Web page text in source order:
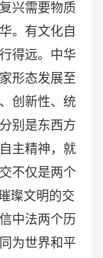
兴需要物质
。有文化自
得远。中华
形态发展至
创新性、统
别是东西方
主精神，就
不仅是两个
璨文明的交
中法两个历
为世界和平